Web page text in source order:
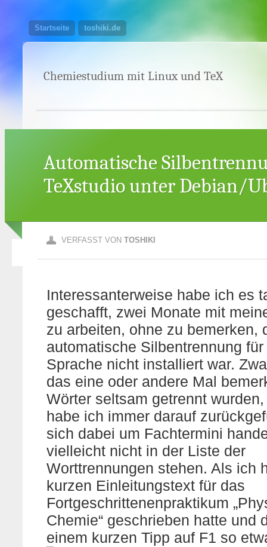
Startseite toshiki.de
Chemiestudium mit Linux und TeX
Automatische
TeXstudio unter Debian/
VERFASST VON TOSHIKI
Interessanterweise habe ich es
geschafft, zwei Monate mit
zu arbeiten, ohne zu bemerken,
automatische Silbentrennung
Sprache nicht installiert war.
das eine oder andere Mal
Wörter seltsam getrennt
habe ich immer darauf
sich dabei um Fachtermini
vielleicht nicht in der Liste der
Worttrennungen stehen. Als ich
kurzen Einleitungstext für das
Fortgeschrittenenpraktikum
Chemie“ geschrieben hatte und
einem kurzen Tipp auf F1 so